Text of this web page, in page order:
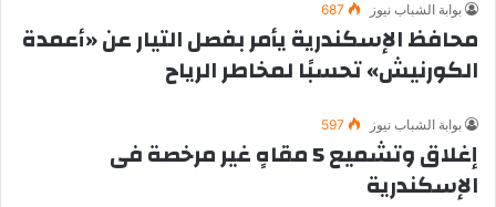
بوابة الشباب نيوز 687
محافظ الإسكندرية يأمر بفصل التيار عن «أعمدة
الكورنيش» تحسبًا لمخاطر الرياح
بوابة الشباب نيوز 597
إغلاق وتشميع 5 مقاهٍ غير مرخصة فى
الإسكندرية